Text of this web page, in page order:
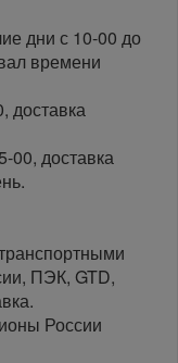
дни с 10-00 до
времени
доставка
00, доставка
ПЭК, GTD,
России